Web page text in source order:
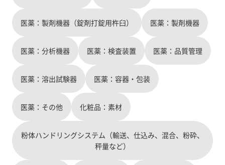
医薬：製剤機器（錠剤打錠用杵臼） 医薬：製剤機器
医薬：分析機器 医薬：検査装置 医薬：品質管理
医薬：溶出試験器 医薬：容器・包装
医薬：その他 化粧品：素材
粉体ハンドリングシステム（輸送、仕込み、混合、粉砕、
秤量など）